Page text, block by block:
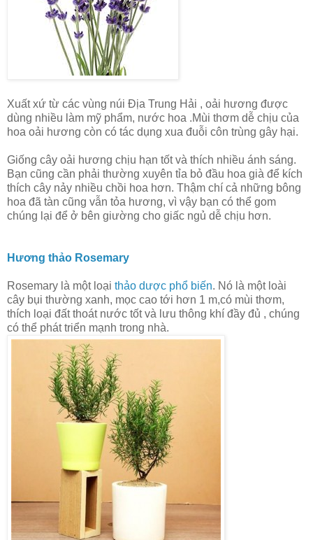
Xuất xứ từ các vùng núi Địa Trung Hải , oải hương được
dùng nhiều làm mỹ phẩm, nước hoa .Mùi thơm dễ chịu của
hoa oải hương còn có tác dụng xua đuỗi côn trùng gây hại.
Giống cây oải hương chịu hạn tốt và thích nhiều ánh sáng.
Bạn cũng cần phải thường xuyên tỉa bỏ đầu hoa già để kích
thích cây nảy nhiều chồi hoa hơn. Thậm chí cả những bông
hoa đã tàn cũng vẫn tỏa hương, vì vậy bạn có thể gom
chúng lại để ở bên giường cho giấc ngủ dễ chịu hơn.
Hương thảo Rosemary
Rosemary là một loại thảo dược phổ biến. Nó là một loài
cây bụi thường xanh, mọc cao tới hơn 1 m,có mùi thơm,
thích loại đất thoát nước tốt và lưu thông khí đầy đủ , chúng
có thể phát triển mạnh trong nhà.